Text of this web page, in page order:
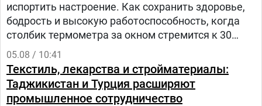
испортить настроение. Как сохранить здоровье,
бодрость и высокую работоспособность, когда
столбик термометра за окном стремится к 30
градусам и выше? – рассказала заведующий
отделом общественного здоровья Анастасия
Степанькова.
05.08 / 10:41
Текстиль, лекарства и стройматериалы:
Таджикистан и Турция расширяют
промышленное сотрудничество